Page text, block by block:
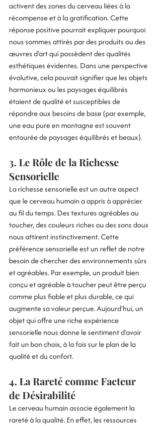
activent des zones du cerveau liées à la
récompense et à la gratification. Cette
réponse positive pourrait expliquer pourquoi
nous sommes attirés par des produits ou des
œuvres d'art qui possèdent des qualités
esthétiques évidentes. Dans une perspective
évolutive, cela pouvait signifier que les objets
harmonieux ou les paysages équilibrés
étaient de qualité et susceptibles de
répondre aux besoins de base (par exemple,
une eau pure en montagne est souvent
entourée de paysages équilibrés et beaux).
3. Le Rôle de la Richesse
Sensorielle
La richesse sensorielle est un autre aspect
que le cerveau humain a appris à apprécier
au fil du temps. Des textures agréables au
toucher, des couleurs riches ou des sons doux
nous attirent instinctivement. Cette
préférence sensorielle est un reflet de notre
besoin de chercher des environnements sûrs
et agréables. Par exemple, un produit bien
conçu et agréable à toucher peut être perçu
comme plus fiable et plus durable, ce qui
augmente sa valeur perçue. Aujourd'hui, un
objet qui offre une riche expérience
sensorielle nous donne le sentiment d'avoir
fait un bon choix, à la fois sur le plan de la
qualité et du confort.
4. La Rareté comme Facteur
de Désirabilité
Le cerveau humain associe également la
rareté à la qualité. En effet, les ressources